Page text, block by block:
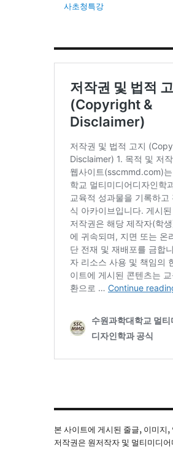
사초청특강
본 사이트에 게시된 줄글, 이미지,
저작권은 원저작자 및 멀티미디